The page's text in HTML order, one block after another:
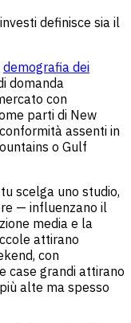
definisce sia il
demografia dei
domanda
con
parti di New
assenti in
o Gulf
scelga uno studio,
— influenzano il
media e la
attirano
con
case grandi attirano
alte ma spesso